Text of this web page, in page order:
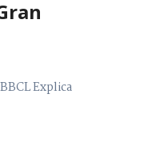
Explica